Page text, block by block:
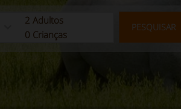
2 Adultos
0 Crianças
PESQUISAR